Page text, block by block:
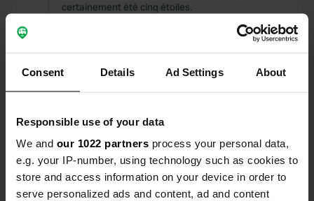
Consent Details Ad Settings About
Responsible use of your data
We and our 1022 partners process your personal data,
e.g. your IP-number, using technology such as cookies to
store and access information on your device in order to
serve personalized ads and content, ad and content
certainement été cinq étoiles.
Sitecode: 26713
Camping calme et bien situé. Les installations
euros la nuit pour un petit emplacement sans
ce camping.
Traduit par GoogleAfficher l'original